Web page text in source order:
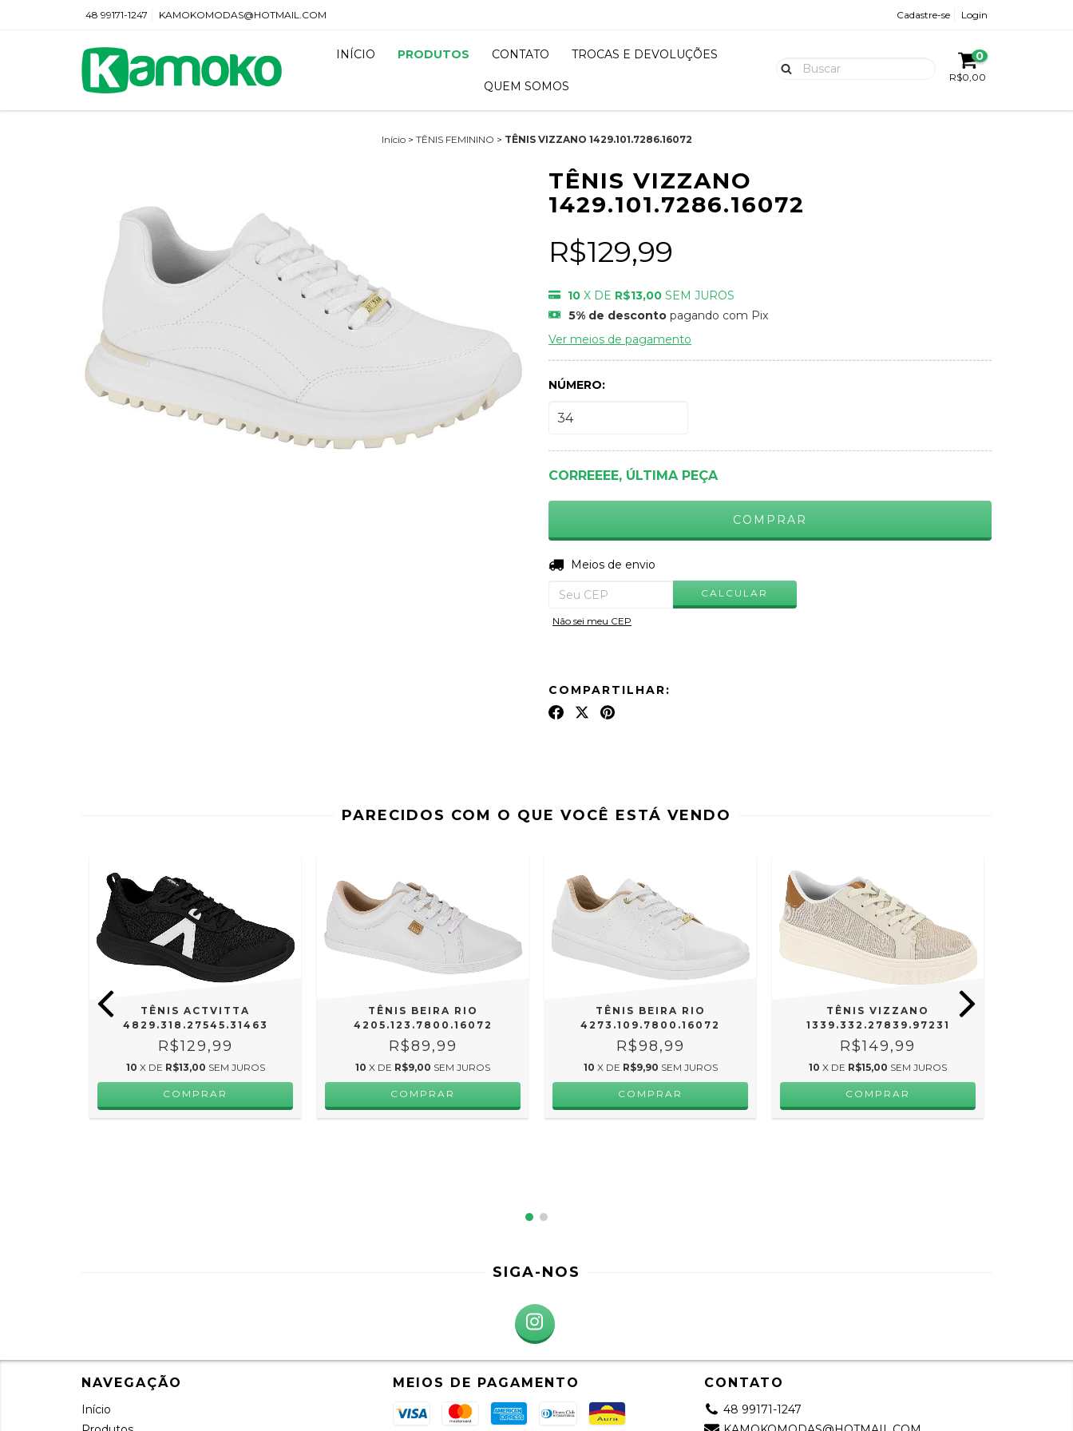
48 99171-1247 KAMOKOMODAS@HOTMAIL.COM Cadastre-se Login
INÍCIO PRODUTOS CONTATO TROCAS E DEVOLUÇÕES
QUEM SOMOS
0
R$0,00
Início > TÊNIS FEMININO > TÊNIS VIZZANO 1429.101.7286.16072
TÊNIS VIZZANO
1429.101.7286.16072
R$129,99
10 X DE R$13,00 SEM JUROS
5% de desconto pagando com Pix
Ver meios de pagamento
NÚMERO:
CORREEEE, ÚLTIMA PEÇA
Entregas para o CEP:
Meios de envio
CALCULAR
Não sei meu CEP
COMPARTILHAR:
PARECIDOS COM O QUE VOCÊ ESTÁ VENDO
TÊNIS ACTVITTA
4829.318.27545.31463
R$129,99
10 X DE R$13,00 SEM JUROS
COMPRAR
TÊNIS BEIRA RIO
4205.123.7800.16072
R$89,99
10 X DE R$9,00 SEM JUROS
COMPRAR
TÊNIS BEIRA RIO
4273.109.7800.16072
R$98,99
10 X DE R$9,90 SEM JUROS
COMPRAR
TÊNIS VIZZANO
1339.332.27839.97231
R$149,99
10 X DE R$15,00 SEM JUROS
COMPRAR
SIGA-NOS
NAVEGAÇÃO
Início
MEIOS DE PAGAMENTO CONTATO
48 99171-1247